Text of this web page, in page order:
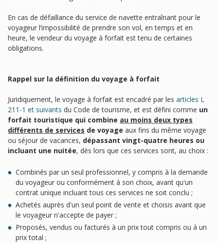
En cas de défaillance du service de navette entraînant pour le
voyageur l’impossibilité de prendre son vol, en temps et en
heure, le vendeur du voyage à forfait est tenu de certaines
obligations.
Rappel sur la définition du voyage à forfait
Juridiquement, le voyage à forfait est encadré par les articles L
211-1 et suivants du Code de tourisme, et est défini comme un
forfait touristique qui combine au moins deux types
différents de services de voyage aux fins du même voyage
ou séjour de vacances, dépassant vingt-quatre heures ou
incluant une nuitée, dès lors que ces services sont, au choix :
Combinés par un seul professionnel, y compris à la demande
du voyageur ou conformément à son choix, avant qu'un
contrat unique incluant tous ces services ne soit conclu ;
Achetés auprès d'un seul point de vente et choisis avant que
le voyageur n'accepte de payer ;
Proposés, vendus ou facturés à un prix tout compris ou à un
prix total ;